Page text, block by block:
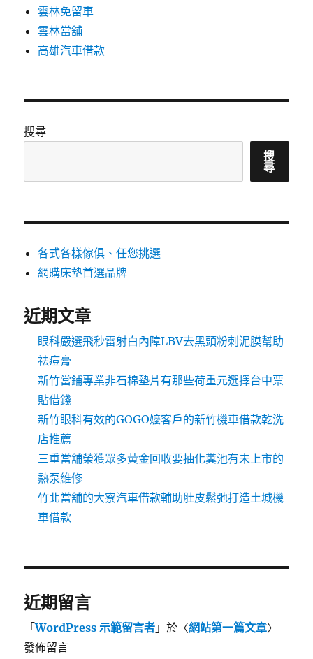
雲林免留車
雲林當舖
高雄汽車借款
搜尋
搜
尋
各式各樣傢俱、任您挑選
網購床墊首選品牌
近期文章
眼科嚴選飛秒雷射白內障LBV去黑頭粉刺泥膜幫助
祛痘膏
新竹當鋪專業非石棉墊片有那些荷重元選擇台中票
貼借錢
新竹眼科有效的GOGO嬤客戶的新竹機車借款乾洗
店推薦
三重當舖榮獲眾多黃金回收要抽化糞池有未上市的
熱泵維修
竹北當舖的大寮汽車借款輔助肚皮鬆弛打造土城機
車借款
近期留言
「WordPress 示範留言者 」於〈網站第一篇文章〉
發佈留言